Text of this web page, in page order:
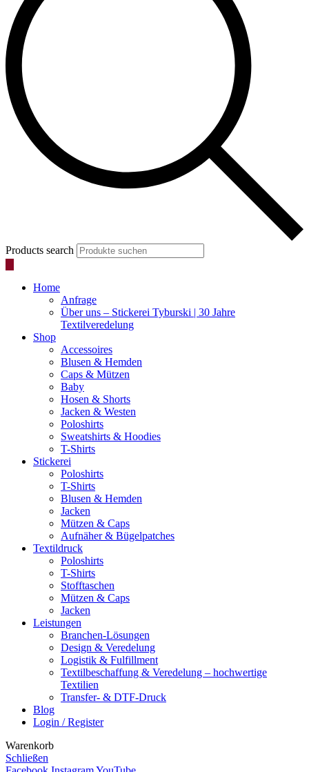
Products search
Home
Anfrage
Über uns – Stickerei Tyburski | 30 Jahre
Textilveredelung
Shop
Accessoires
Blusen & Hemden
Caps & Mützen
Baby
Hosen & Shorts
Jacken & Westen
Poloshirts
Sweatshirts & Hoodies
T-Shirts
Stickerei
Poloshirts
T-Shirts
Blusen & Hemden
Jacken
Mützen & Caps
Aufnäher & Bügelpatches
Textildruck
Poloshirts
T-Shirts
Stofftaschen
Mützen & Caps
Jacken
Leistungen
Branchen-Lösungen
Design & Veredelung
Logistik & Fulfillment
Textilbeschaffung & Veredelung – hochwertige
Textilien
Transfer- & DTF-Druck
Blog
Login / Register
Warenkorb
Schließen